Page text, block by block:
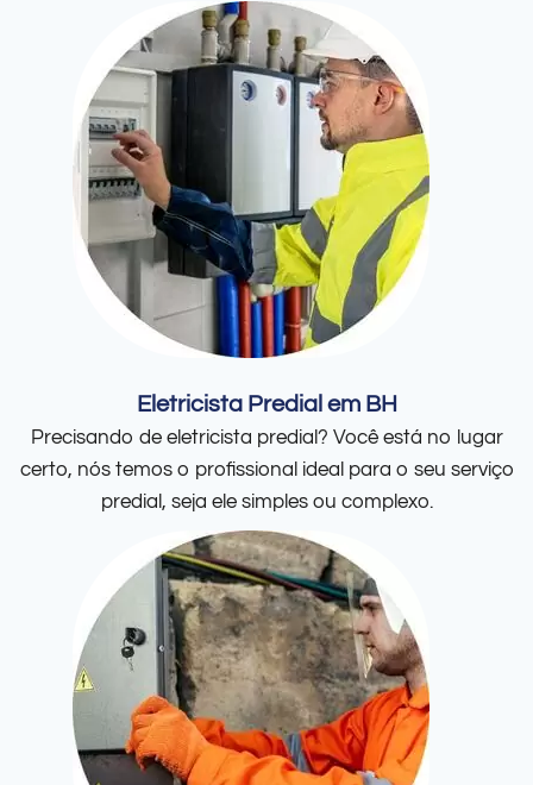
Eletricista Predial em BH
Precisando de eletricista predial? Você está no lugar
certo, nós temos o profissional ideal para o seu serviço
predial, seja ele simples ou complexo.